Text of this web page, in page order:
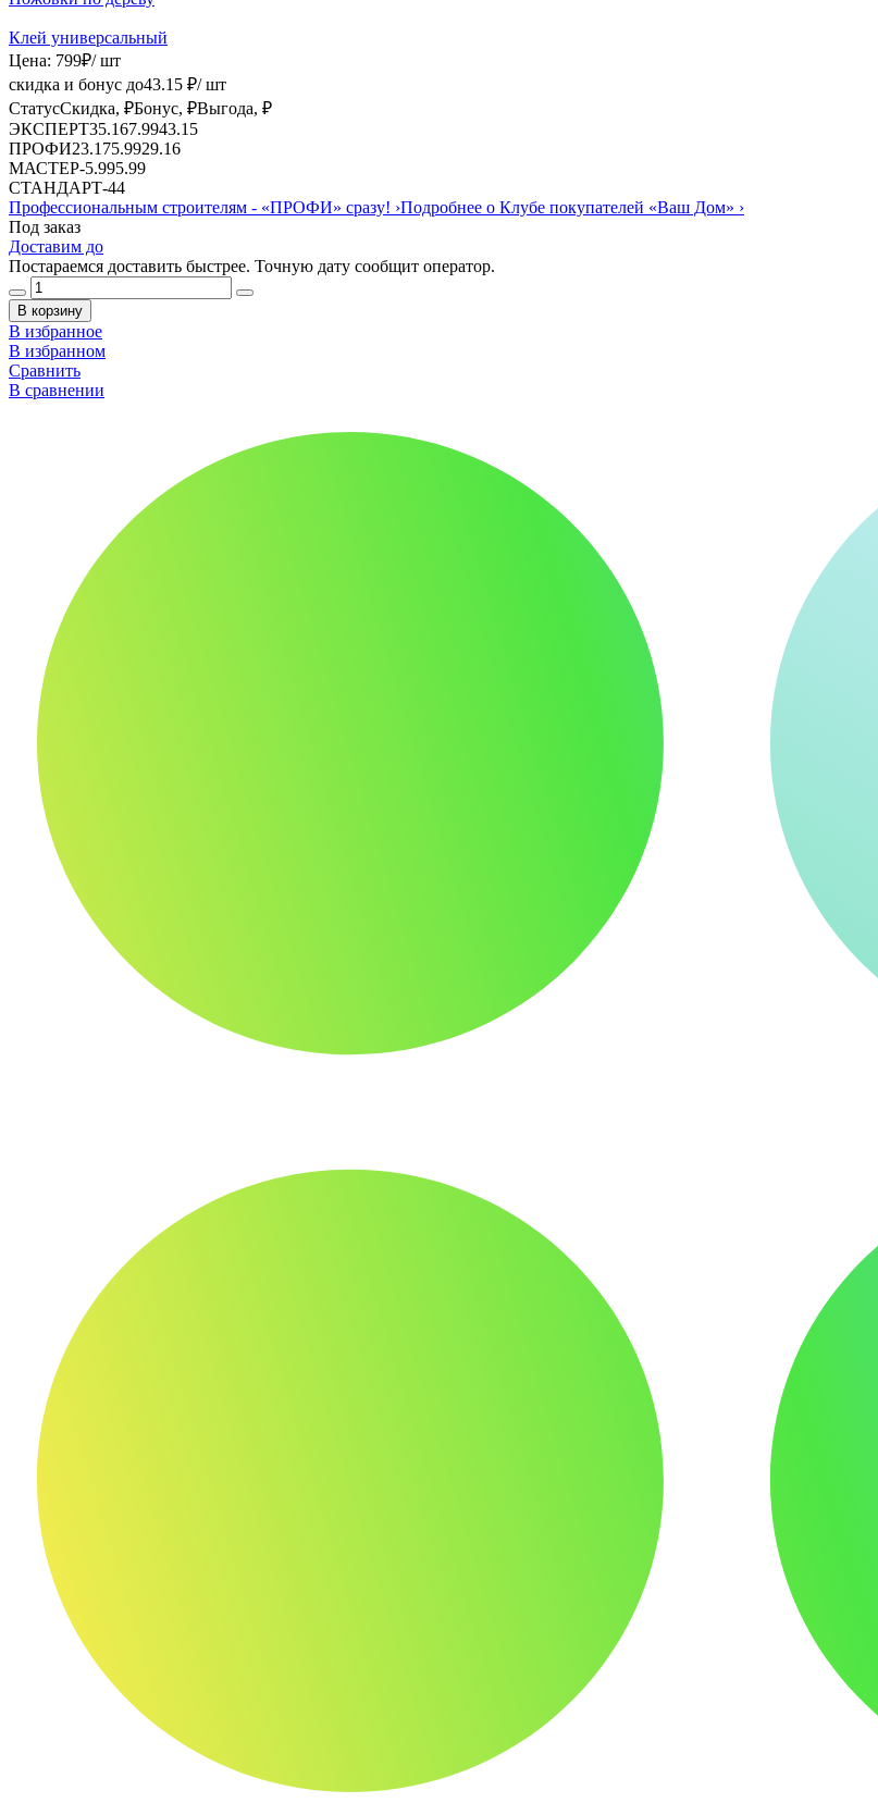
Клей универсальный
Цена: 799₽/ шт
скидка и бонус до43.15 ₽/ шт
СтатусСкидка, ₽Бонус, ₽Выгода, ₽
ЭКСПЕРТ35.167.9943.15
ПРОФИ23.175.9929.16
МАСТЕР-5.995.99
СТАНДАРТ-44
Профессиональным строителям - «ПРОФИ» сразу! ›Подробнее о Клубе покупателей «Ваш Дом» ›
Под заказ
Доставим до
Постараемся доставить быстрее. Точную дату сообщит оператор.
В корзину
В избранное
В избранном
Сравнить
В сравнении